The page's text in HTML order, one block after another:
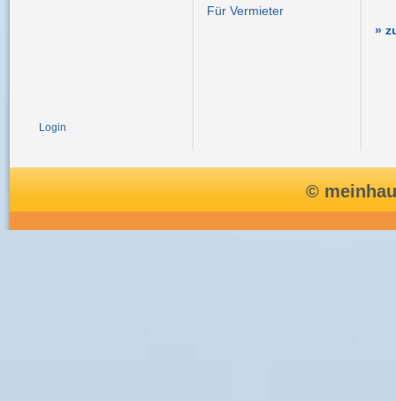
Login
Für Vermieter
»
©